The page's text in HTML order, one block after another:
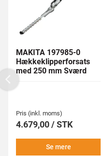
MAKITA 197985-0
Hækkeklipperforsats
med 250 mm Sværd
Pris (inkl. moms)
4.679,00 / STK
Se mere
Previous